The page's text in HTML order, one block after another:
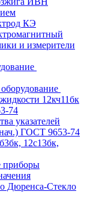
КЭ
и измерители
12кч11бк
74
указателей
ГОСТ 9653-74
12с13бк,
приборы
Дюренса-Стекло